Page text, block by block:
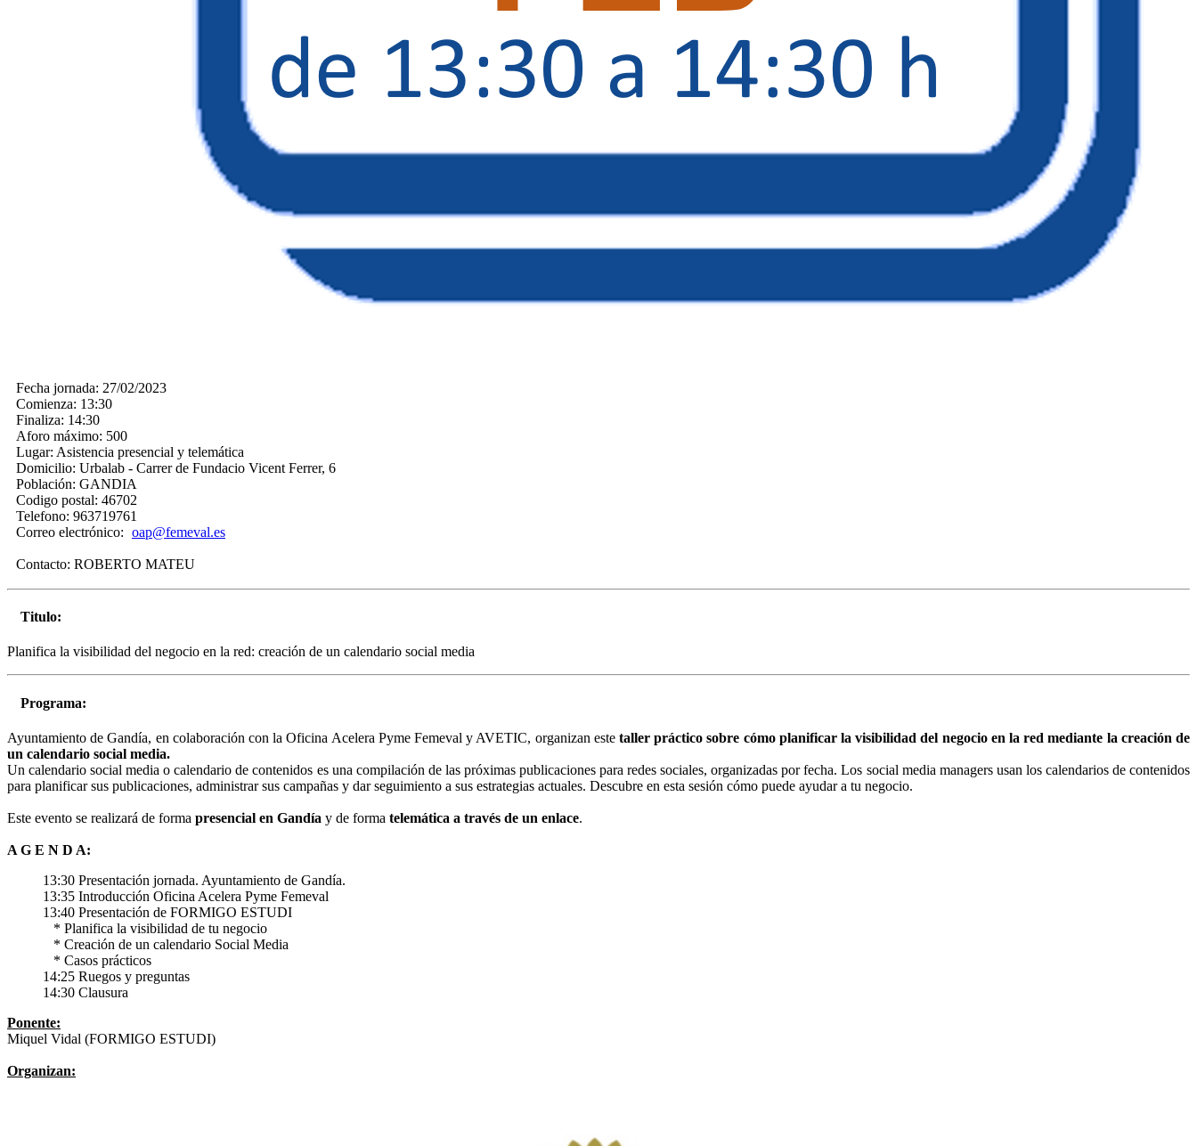
Fecha jornada: 27/02/2023
Comienza: 13:30
Finaliza: 14:30
Aforo máximo: 500
Lugar: Asistencia presencial y telemática
Domicilio: Urbalab - Carrer de Fundacio Vicent Ferrer, 6
Población: GANDIA
Codigo postal: 46702
Telefono: 963719761
Correo electrónico: oap@femeval.es
Contacto: ROBERTO MATEU
Titulo:
Planifica la visibilidad del negocio en la red: creación de un calendario social media
Programa:
Ayuntamiento de Gandía, en colaboración con la Oficina Acelera Pyme Femeval y AVETIC, organizan este taller práctico sobre cómo planificar la visibilidad del negocio en la red mediante la creación de
un calendario social media.
Un calendario social media o calendario de contenidos es una compilación de las próximas publicaciones para redes sociales, organizadas por fecha. Los social media managers usan los calendarios de contenidos
para planificar sus publicaciones, administrar sus campañas y dar seguimiento a sus estrategias actuales. Descubre en esta sesión cómo puede ayudar a tu negocio.
Este evento se realizará de forma presencial en Gandía y de forma telemática a través de un enlace.
A G E N D A:
13:30 Presentación jornada. Ayuntamiento de Gandía.
13:35 Introducción Oficina Acelera Pyme Femeval
13:40 Presentación de FORMIGO ESTUDI
* Planifica la visibilidad de tu negocio
* Creación de un calendario Social Media
* Casos prácticos
14:25 Ruegos y preguntas
14:30 Clausura
Ponente:
Miquel Vidal (FORMIGO ESTUDI)
Organizan: